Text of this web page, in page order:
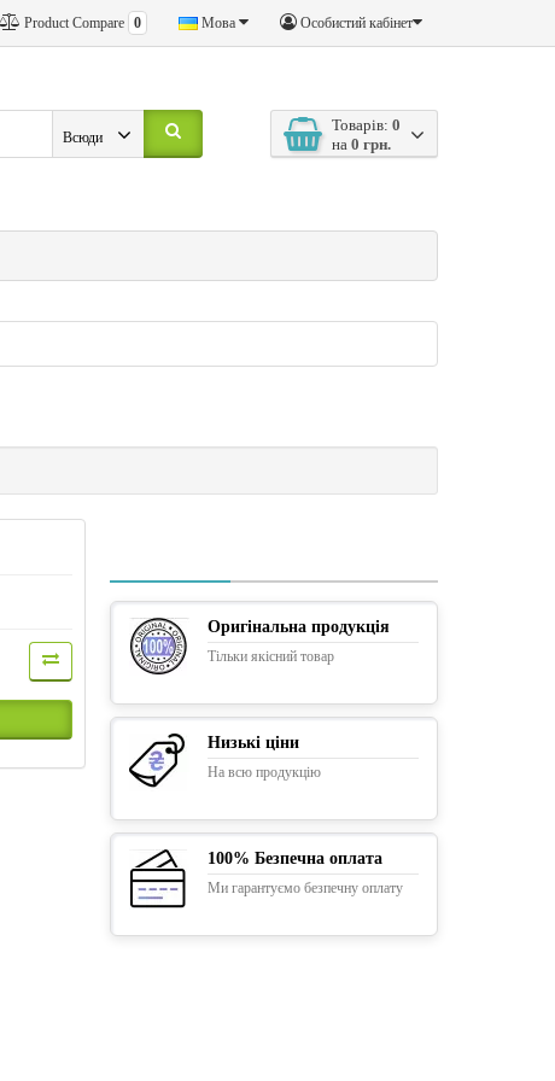
Особистий кабінет
Мова
Product Compare 0
Товарів: 0
на 0 грн.
Всюди
Оригінальна продукція
Тільки якісний товар
Низькі ціни
На всю продукцію
100% Безпечна оплата
Ми гарантуємо безпечну оплату